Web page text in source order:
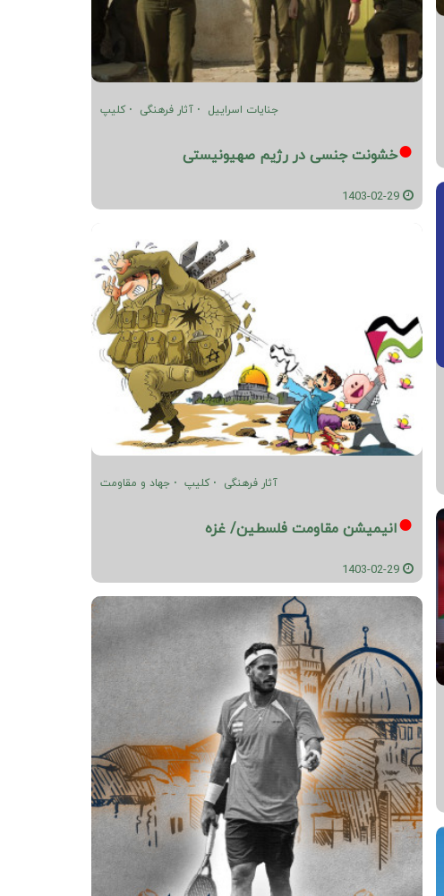
جنایات اسراییل آثار فرهنگی کلیپ
خشونت جنسی در رژیم صهیونیستی
آثار فرهنگی کلیپ جهاد و مقاومت
انیمیشن مقاومت فلسطین/ غزه